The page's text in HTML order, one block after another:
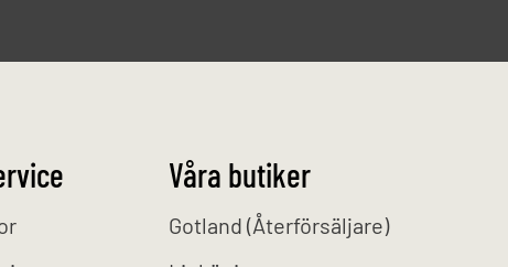
Våra butiker
Gotland (Återförsäljare)